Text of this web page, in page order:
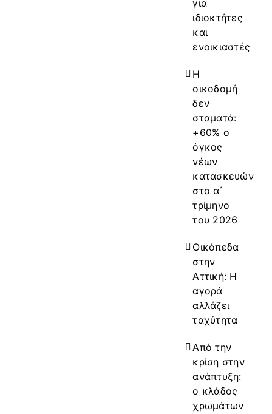
για
ιδιοκτήτες
και
ενοικιαστές
Η
οικοδομή
δεν
σταματά:
+60% ο
όγκος
νέων
κατασκευών
στο α΄
τρίμηνο
του 2026
Οικόπεδα
στην
Αττική: Η
αγορά
αλλάζει
ταχύτητα
Από την
κρίση στην
ανάπτυξη:
ο κλάδος
χρωμάτων